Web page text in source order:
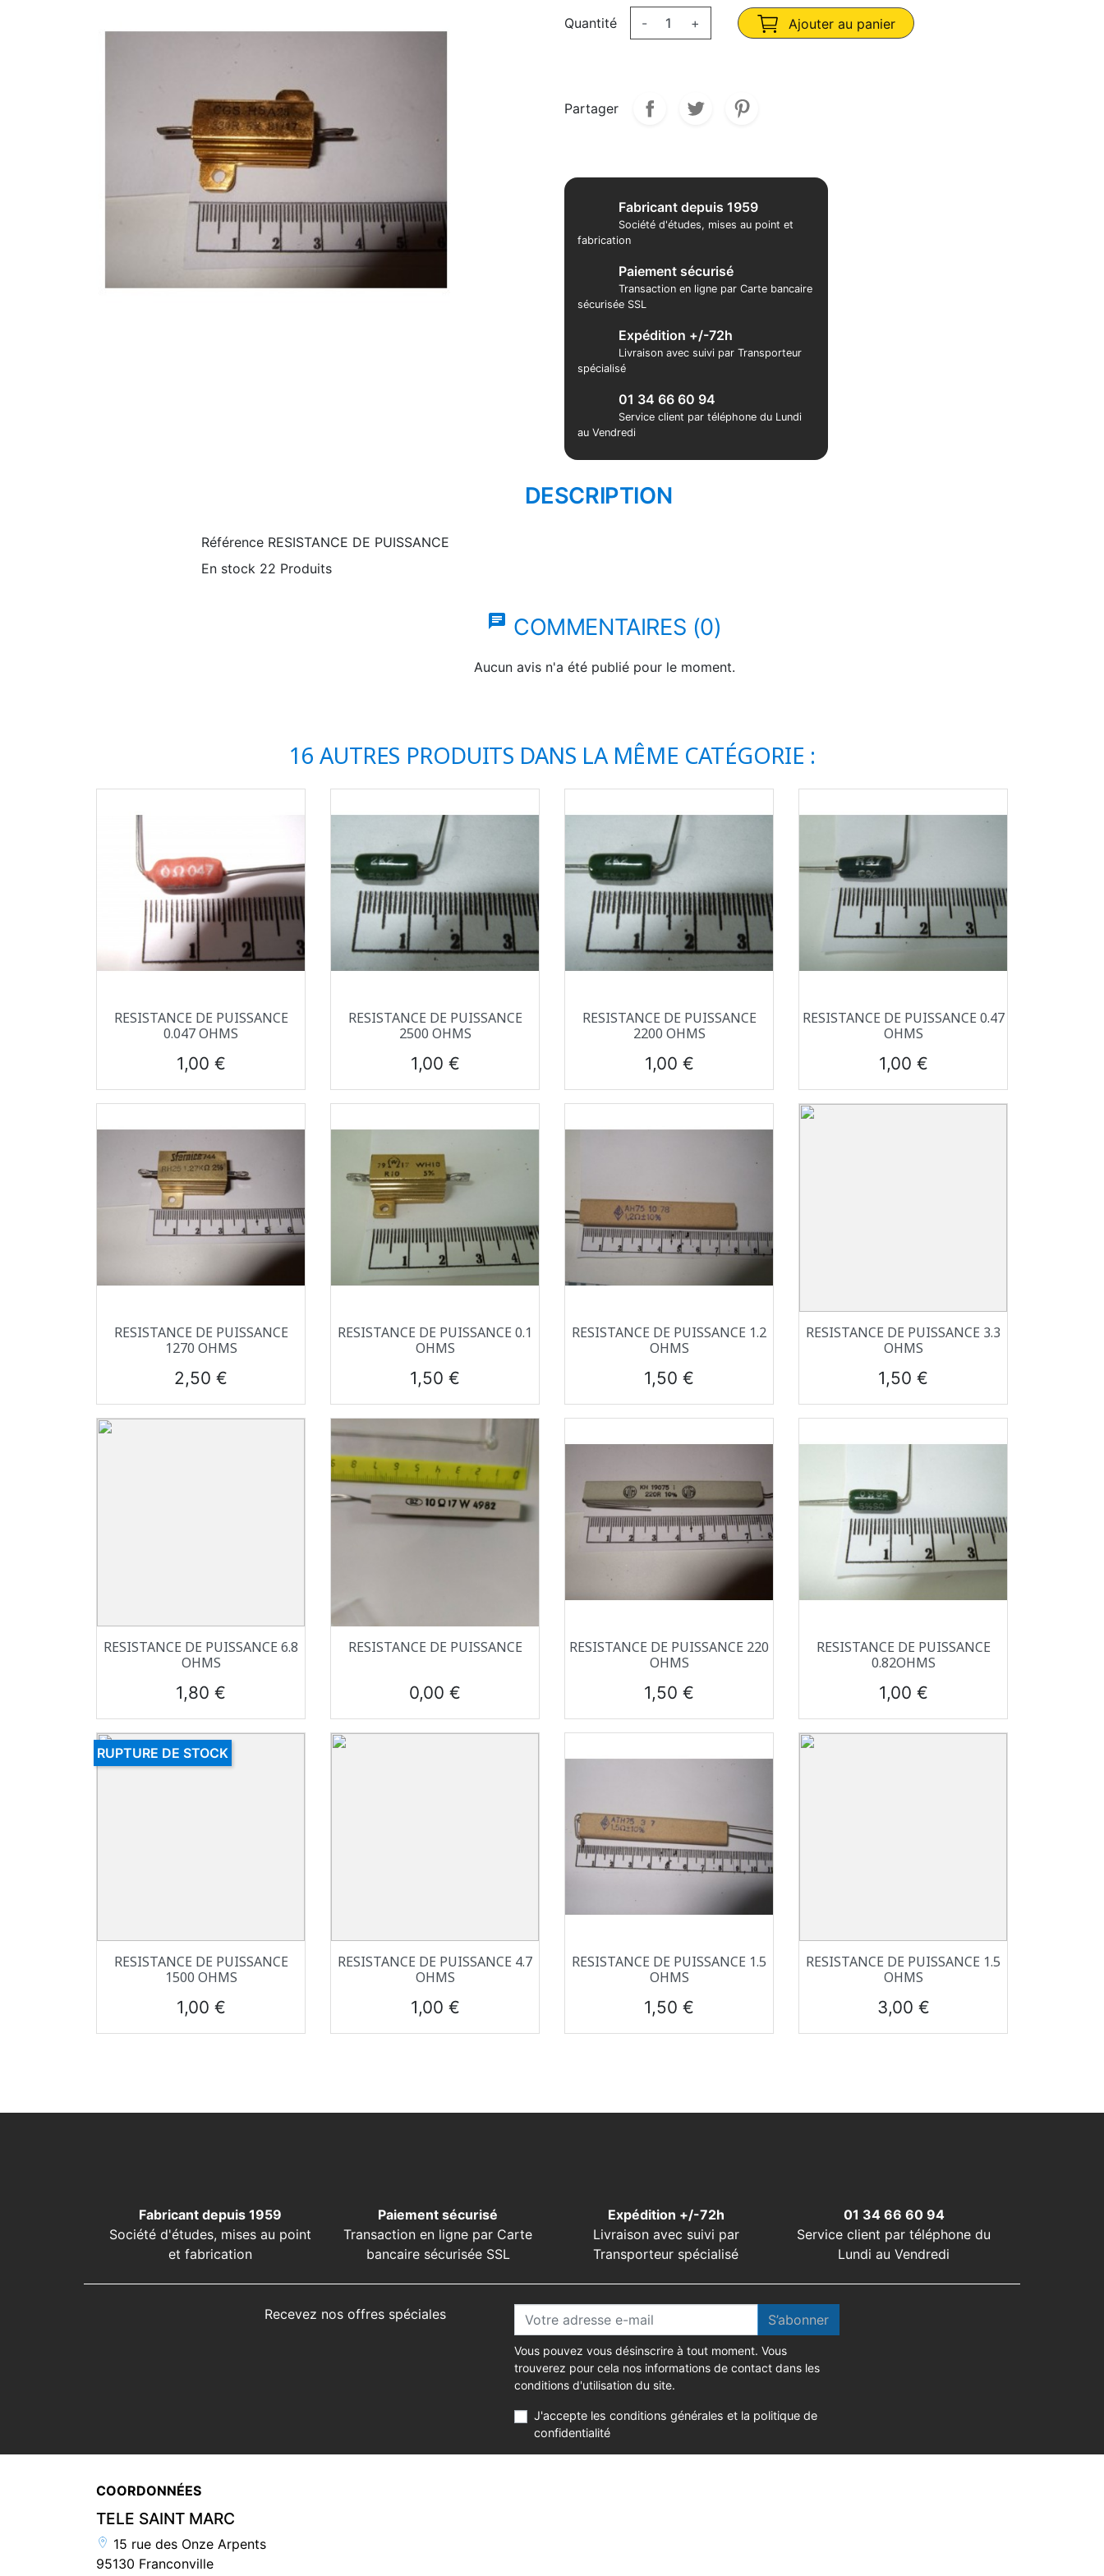
Quantité - + Ajouter au panier
Partager
Fabricant depuis 1959
Société d'études, mises au point et
fabrication
Paiement sécurisé
Transaction en ligne par Carte bancaire
sécurisée SSL
Expédition +/-72h
Livraison avec suivi par Transporteur
spécialisé
01 34 66 60 94
Service client par téléphone du Lundi
au Vendredi
DESCRIPTION
Référence RESISTANCE DE PUISSANCE
En stock 22 Produits
chat COMMENTAIRES (0)
Aucun avis n'a été publié pour le moment.
16 AUTRES PRODUITS DANS LA MÊME CATÉGORIE :
 Aperçu rapide
RESISTANCE DE PUISSANCE
0.047 OHMS
Prix
1,00 €
 Aperçu rapide
RESISTANCE DE PUISSANCE
2500 OHMS
Prix
1,00 €
 Aperçu rapide
RESISTANCE DE PUISSANCE
2200 OHMS
Prix
1,00 €
Aperçu rapide
RESISTANCE DE PUISSANCE 0.47
OHMS
Prix
1,00 €
 Aperçu rapide
RESISTANCE DE PUISSANCE
1270 OHMS
Prix
2,50 €
Aperçu rapide
RESISTANCE DE PUISSANCE 0.1
OHMS
Prix
1,50 €
Aperçu rapide
RESISTANCE DE PUISSANCE 1.2
OHMS
Prix
1,50 €
Aperçu rapide
RESISTANCE DE PUISSANCE 3.3
OHMS
Prix
1,50 €
Aperçu rapide
RESISTANCE DE PUISSANCE 6.8
OHMS
Prix
1,80 €
 Aperçu rapide
RESISTANCE DE PUISSANCE
Prix
0,00 €
Aperçu rapide
RESISTANCE DE PUISSANCE 220
OHMS
Prix
1,50 €
 Aperçu rapide
RESISTANCE DE PUISSANCE
0.82OHMS
Prix
1,00 €
 Aperçu rapide
RESISTANCE DE PUISSANCE
1500 OHMS
Prix
1,00 €
RUPTURE DE STOCK
Aperçu rapide
RESISTANCE DE PUISSANCE 4.7
OHMS
Prix
1,00 €
Aperçu rapide
RESISTANCE DE PUISSANCE 1.5
OHMS
Prix
1,50 €
Aperçu rapide
RESISTANCE DE PUISSANCE 1.5
OHMS
Prix
3,00 €
Fabricant depuis 1959
Société d'études, mises au point
et fabrication
Paiement sécurisé
Transaction en ligne par Carte
bancaire sécurisée SSL
Expédition +/-72h
Livraison avec suivi par
Transporteur spécialisé
01 34 66 60 94
Service client par téléphone du
Lundi au Vendredi
Recevez nos offres spéciales S’abonner
Vous pouvez vous désinscrire à tout moment. Vous
trouverez pour cela nos informations de contact dans les
conditions d'utilisation du site.
J'accepte les conditions générales et la politique de
confidentialité
COORDONNÉES
TELE SAINT MARC
15 rue des Onze Arpents
95130 Franconville